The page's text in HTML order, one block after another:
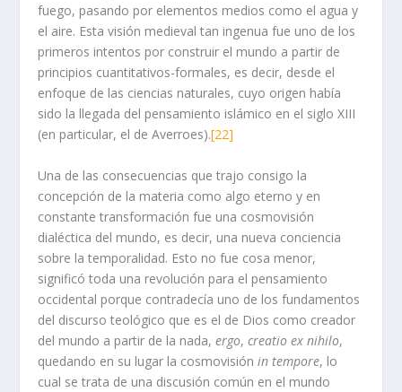
fuego, pasando por elementos medios como el agua y
el aire. Esta visión medieval tan ingenua fue uno de los
primeros intentos por construir el mundo a partir de
principios cuantitativos-formales, es decir, desde el
enfoque de las ciencias naturales, cuyo origen había
sido la llegada del pensamiento islámico en el siglo XIII
(en particular, el de Averroes).[22]
Una de las consecuencias que trajo consigo la
concepción de la materia como algo eterno y en
constante transformación fue una cosmovisión
dialéctica del mundo, es decir, una nueva conciencia
sobre la temporalidad. Esto no fue cosa menor,
significó toda una revolución para el pensamiento
occidental porque contradecía uno de los fundamentos
del discurso teológico que es el de Dios como creador
del mundo a partir de la nada,ergo,creatio ex nihilo,
quedando en su lugar la cosmovisiónin tempore, lo
cual se trata de una discusión común en el mundo